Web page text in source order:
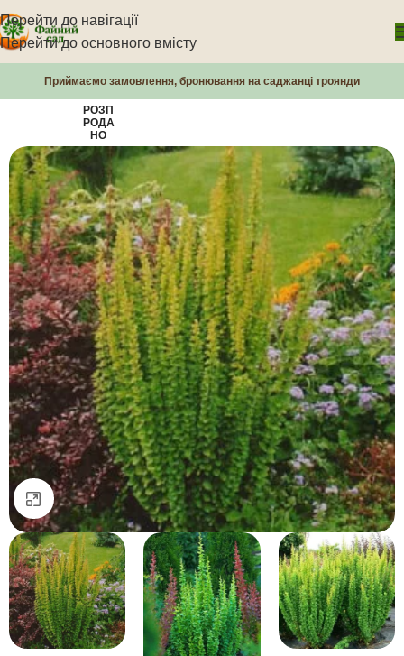
Перейти до навігації
Перейти до основного вмісту
Приймаємо замовлення, бронювання на саджанці троянди
РОЗП
РОДА
НО
Натисніть, щоб збільшити